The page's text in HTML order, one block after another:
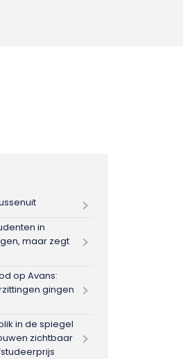
in
maar zegt
op Avans:
gingen
in de spiegel
zichtbaar